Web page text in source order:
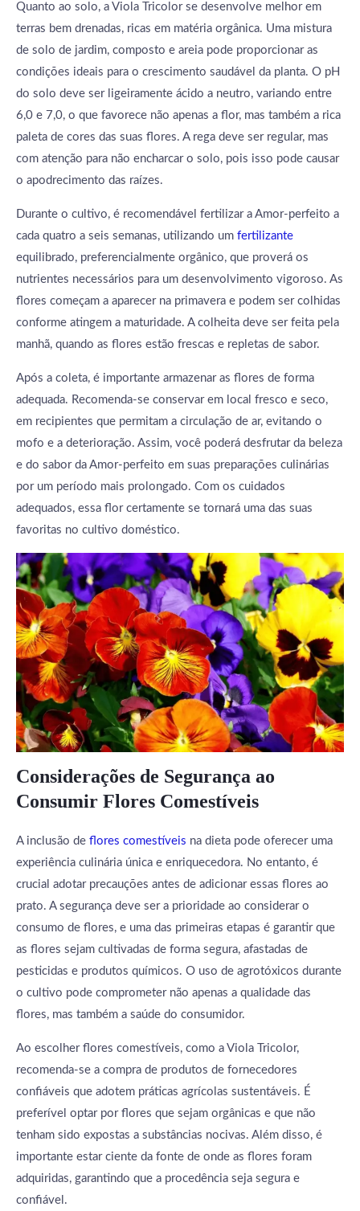
Quanto ao solo, a Viola Tricolor se desenvolve melhor em
terras bem drenadas, ricas em matéria orgânica. Uma mistura
de solo de jardim, composto e areia pode proporcionar as
condições ideais para o crescimento saudável da planta. O pH
do solo deve ser ligeiramente ácido a neutro, variando entre
6,0 e 7,0, o que favorece não apenas a flor, mas também a rica
paleta de cores das suas flores. A rega deve ser regular, mas
com atenção para não encharcar o solo, pois isso pode causar
o apodrecimento das raízes.
Durante o cultivo, é recomendável fertilizar a Amor-perfeito a
cada quatro a seis semanas, utilizando um fertilizante
equilibrado, preferencialmente orgânico, que proverá os
nutrientes necessários para um desenvolvimento vigoroso. As
flores começam a aparecer na primavera e podem ser colhidas
conforme atingem a maturidade. A colheita deve ser feita pela
manhã, quando as flores estão frescas e repletas de sabor.
Após a coleta, é importante armazenar as flores de forma
adequada. Recomenda-se conservar em local fresco e seco,
em recipientes que permitam a circulação de ar, evitando o
mofo e a deterioração. Assim, você poderá desfrutar da beleza
e do sabor da Amor-perfeito em suas preparações culinárias
por um período mais prolongado. Com os cuidados
adequados, essa flor certamente se tornará uma das suas
favoritas no cultivo doméstico.
Considerações de Segurança ao
Consumir Flores Comestíveis
A inclusão de flores comestíveis na dieta pode oferecer uma
experiência culinária única e enriquecedora. No entanto, é
crucial adotar precauções antes de adicionar essas flores ao
prato. A segurança deve ser a prioridade ao considerar o
consumo de flores, e uma das primeiras etapas é garantir que
as flores sejam cultivadas de forma segura, afastadas de
pesticidas e produtos químicos. O uso de agrotóxicos durante
o cultivo pode comprometer não apenas a qualidade das
flores, mas também a saúde do consumidor.
Ao escolher flores comestíveis, como a Viola Tricolor,
recomenda-se a compra de produtos de fornecedores
confiáveis que adotem práticas agrícolas sustentáveis. É
preferível optar por flores que sejam orgânicas e que não
tenham sido expostas a substâncias nocivas. Além disso, é
importante estar ciente da fonte de onde as flores foram
adquiridas, garantindo que a procedência seja segura e
confiável.